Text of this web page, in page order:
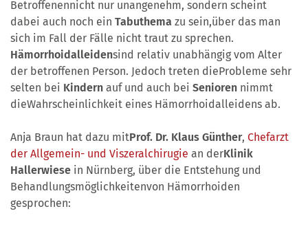
Betroffenennicht nur unangenehm, sondern scheint
dabei auch noch ein Tabuthema zu sein,über das man
sich im Fall der Fälle nicht traut zu sprechen.
Hämorrhoidalleidensind relativ unabhängig vom Alter
der betroffenen Person. Jedoch treten dieProbleme sehr
selten bei Kindern auf und auch bei Senioren nimmt
dieWahrscheinlichkeit eines Hämorrhoidalleidens ab.
Anja Braun hat dazu mitProf. Dr. Klaus Günther, Chefarzt
der Allgemein- und Viszeralchirugie an derKlinik
Hallerwiese in Nürnberg, über die Entstehung und
Behandlungsmöglichkeitenvon Hämorrhoiden
gesprochen: